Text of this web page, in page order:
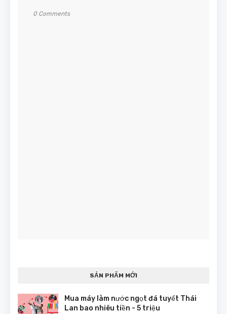
0 Comments
SẢN PHẨM MỚI
Mua máy làm nước ngọt đá tuyết Thái
Lan bao nhiêu tiền - 5 triệu